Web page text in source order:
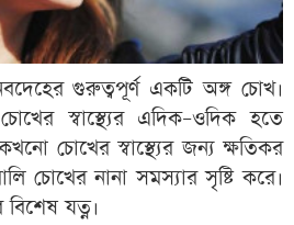
গুরুত্বপূর্ণ একটি অঙ্গ চোখ।
স্বাস্থ্যের এদিক–ওদিক হতে
চোখের স্বাস্থ্যের জন্য ক্ষতিকর
চোখের নানা সমস্যার সৃষ্টি করে।
যত্ন।